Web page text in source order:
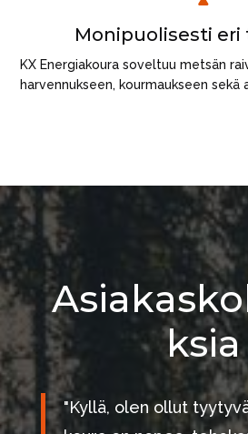
Monipuolisesti eri
KX Energiakoura soveltuu metsän
harvennukseen, kourmaukseen sekä
ksia
"Kyllä, olen ollut